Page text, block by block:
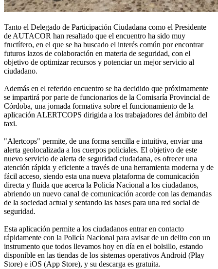
Tanto el Delegado de Participación Ciudadana como el Presidente
de AUTACOR han resaltado que el encuentro ha sido muy
fructífero, en el que se ha buscado el interés común por encontrar
futuros lazos de colaboración en materia de seguridad, con el
objetivo de optimizar recursos y potenciar un mejor servicio al
ciudadano.
Además en el referido encuentro se ha decidido que próximamente
se impartirá por parte de funcionarios de la Comisaría Provincial de
Córdoba, una jornada formativa sobre el funcionamiento de la
aplicación ALERTCOPS dirigida a los trabajadores del ámbito del
taxi.
"Alertcops" permite, de una forma sencilla e intuitiva, enviar una
alerta geolocalizada a los cuerpos policiales. El objetivo de este
nuevo servicio de alerta de seguridad ciudadana, es ofrecer una
atención rápida y eficiente a través de una herramienta moderna y de
fácil acceso, siendo esta una nueva plataforma de comunicación
directa y fluida que acerca la Policía Nacional a los ciudadanos,
abriendo un nuevo canal de comunicación acorde con las demandas
de la sociedad actual y sentando las bases para una red social de
seguridad.
Esta aplicación permite a los ciudadanos entrar en contacto
rápidamente con la Policía Nacional para avisar de un delito con un
instrumento que todos llevamos hoy en día en el bolsillo, estando
disponible en las tiendas de los sistemas operativos Android (Play
Store) e iOS (App Store), y su descarga es gratuita.